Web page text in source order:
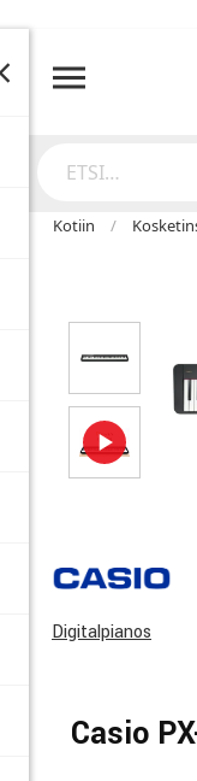
Kotiin
Digitalpianos
Casio